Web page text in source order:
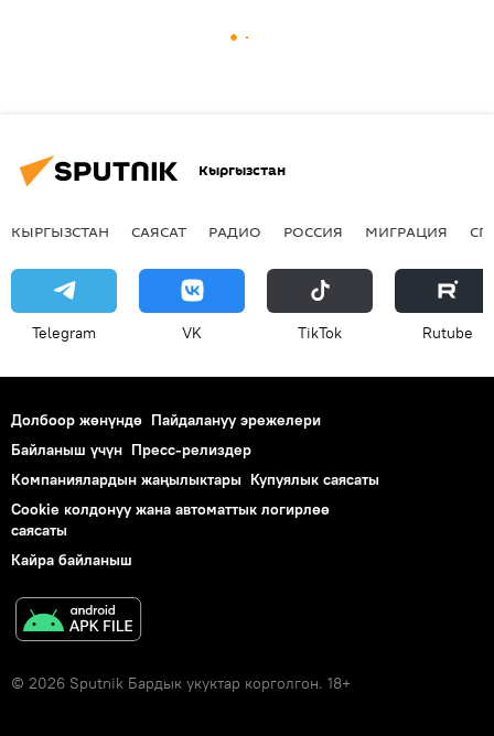
Кыргызстан
КЫРГЫЗСТАН САЯСАТ РАДИО РОССИЯ МИГРАЦИЯ
Telegram VK ТikТоk Rutube
Долбоор жөнүндө Пайдалануу эрежелери
Байланыш үчүн Пресс-релиздер
Компаниялардын жаңылыктары Купуялык саясаты
Cookie колдонуу жана автоматтык логирлөө
саясаты
Кайра байланыш
© 2026 Sputnik Бардык укуктар корголгон. 18+